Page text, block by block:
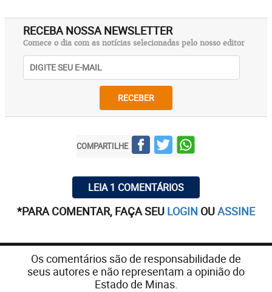
RECEBA NOSSA NEWSLETTER
Comece o dia com as notícias selecionadas pelo nosso editor
RECEBER
COMPARTILHE
LEIA 1 COMENTÁRIOS
*PARA COMENTAR, FAÇA SEU LOGIN OUASSINE
Os comentários são de responsabilidade de
seus autores e não representam a opinião do
Estado de Minas.